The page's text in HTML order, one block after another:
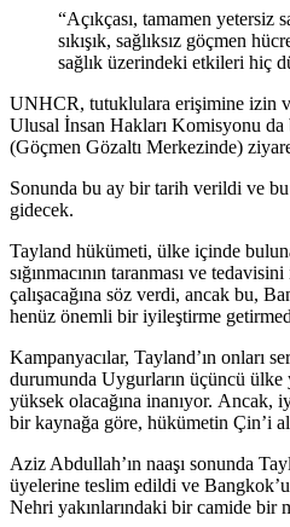
“Açıkçası, tamamen yetersiz
sıkışık, sağlıksız göçmen
sağlık üzerindeki etkileri hiç
UNHCR, tutuklulara erişimine izin
Ulusal İnsan Hakları Komisyonu da
(Göçmen Gözaltı Merkezinde)
Sonunda bu ay bir tarih verildi ve
gidecek.
Tayland hükümeti, ülke içinde
sığınmacının taranması ve
çalışacağına söz verdi, ancak bu,
henüz önemli bir iyileştirme
Kampanyacılar, Tayland’ın onları
durumunda Uygurların üçüncü
yüksek olacağına inanıyor. Ancak,
bir kaynağa göre, hükümetin Çin’i
Aziz Abdullah’ın naaşı sonunda
üyelerine teslim edildi ve
Nehri yakınlarındaki bir camide bir